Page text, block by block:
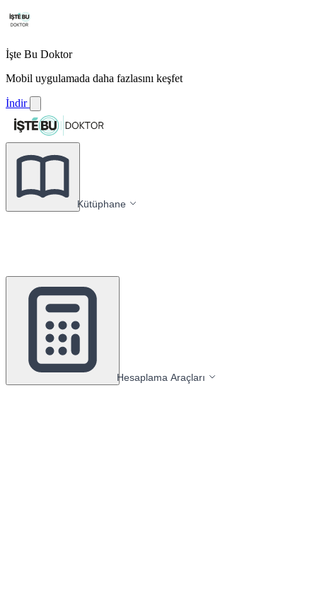
İşte Bu Doktor
Mobil uygulamada daha fazlasını keşfet
İndir
Kütüphane
Hesaplama Araçları